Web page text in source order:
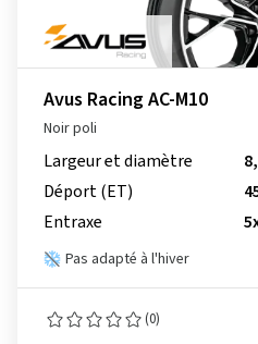
Avus Racing AC-M10
Noir poli
Largeur et diamètre
Déport (ET)
Entraxe
Pas adapté à l'hiver
(0)